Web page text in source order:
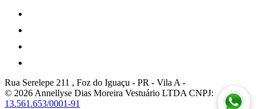
Rua Serelepe 211 , Foz do Iguaçu - PR - Vila A -
© 2026 Annellyse Dias Moreira Vestuário LTDA CNPJ:
13.561.653/0001-91